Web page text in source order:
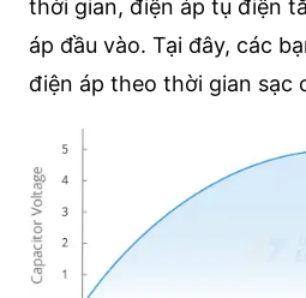
thời gian, điện áp tụ điện
áp đầu vào. Tại đây, các
điện áp theo thời gian sạc